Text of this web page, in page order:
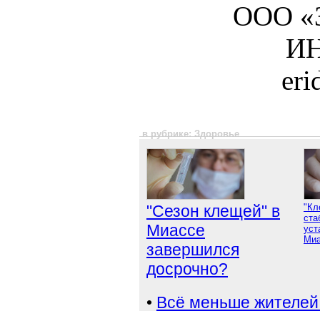
ООО
в рубрике: Здоровье
"Сезон клещей" в
Миассе
завершился
досрочно?
• Всё меньше